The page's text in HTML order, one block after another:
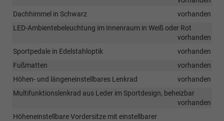
Dachhimmel in Schwarz
vorhanden
LED-Ambientebeleuchtung im Innenraum in Weiß oder Rot
vorhanden
Sportpedale in Edelstahloptik
vorhanden
Fußmatten
vorhanden
Höhen- und längeneinstellbares Lenkrad
vorhanden
Multifunktionslenkrad aus Leder im Sportdesign, beheizbar
vorhanden
Höheneinstellbare Vordersitze mit einstellbarer